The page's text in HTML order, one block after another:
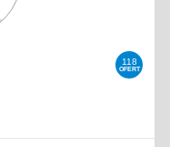
118
OFERT